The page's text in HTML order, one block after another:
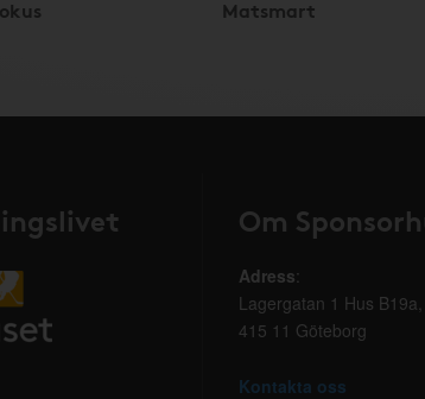
Matsmart
Om
Adress:
Lagergatan 1 Hus
415 11 Göteborg
Kontakta oss